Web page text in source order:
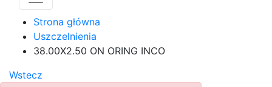
Strona główna
Uszczelnienia
38.00X2.50 ON ORING INCO
Wstecz